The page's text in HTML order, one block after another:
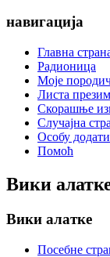
навигација
Главна
Радионица
Моје
Листа
Скорашње
Случајна
Особу додати
Помоћ
Вики
Вики алатке
Посебне